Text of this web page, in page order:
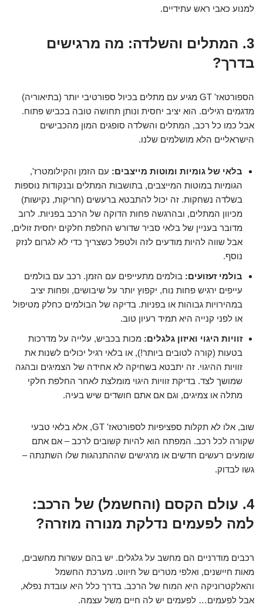
למנוע כאבי ראש עתידיים.
3. המתלים והשלדה: מה מרגישים
בדרך?
הספורטאז' GT מגיע עם מתלים בכיול ספורטיבי יותר (בתיאוריה)
מדגמים רגילים. הוא יציב יחסית ונותן תחושה טובה בכביש פתוח.
אבל כמו כל רכב, המתלים והשלדה סופגים המון מהכבישים
הישראליים הלא מושלמים שלנו.
בלאי של גומיות ומוטות מייצבים: עם הזמן והקילומטרז',
הגומיות במוטות המייצבים, בתושבות המתלים ובנקודות נוספות
בשלדה נשחקות. זה יכול להתבטא ברעשים (חריקות, נקישות)
מכיוון המתלים, ובהרגשה פחות הדוקה של הרכב בפניות. לרוב
מדובר בעניין של בלאי סביר שדורש החלפת חלקים יחסית זולים,
אבל שווה להיות מודעים לזה ולטפל כשצריך כדי לא לגרום לנזק
נוסף.
בולמי זעזועים: בולמים מתעייפים עם הזמן. רכב עם בולמים
עייפים ירגיש פחות נוח, יקפוץ יותר על שיבושים, ופחות יציב
במהירויות גבוהות או בפניות. בדיקה של הבולמים כחלק מטיפול
או לפני קנייה היא תמיד רעיון טוב.
זוויות היגוי ואיזון גלגלים: מכות בכביש, עלייה על מדרכות
בטעות (קורה לטובים ביותר!), או בלאי רגיל יכולים לשנות את
זוויות ההיגוי. זה יתבטא בשחיקה לא אחידה של הצמיגים ובהגה
שמושך לצד. בדיקת זוויות היגוי מומלצת לאחר החלפת חלקי
מתלה או צמיגים, וגם אם אתם חושדים שיש בעיה.
שוב, אלו לא תקלות ספציפיות לספורטאז' GT, אלא בלאי טבעי
שקורה לכל רכב. המפתח הוא להיות קשובים לרכב – אם אתם
שומעים רעשים חדשים או מרגישים שההתנהגות שלו השתנתה –
גשו לבדוק.
4. עולם הקסם (והחשמל) של הרכב:
למה לפעמים נדלקת מנורה מוזרה?
רכבים מודרניים הם מחשב על גלגלים. יש בהם עשרות מחשבים,
מאות חיישנים, ואלפי מטרים של חיווט. מערכת החשמל
והאלקטרוניקה היא המוח של הרכב. בדרך כלל היא עובדת נפלא,
אבל לפעמים… לפעמים יש לה חיים משל עצמה.